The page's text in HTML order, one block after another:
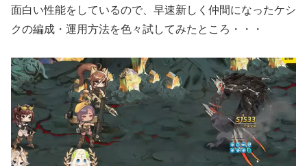
面白い性能をしているので、早速新しく仲間になったケシ
クの編成・運用方法を色々試してみたところ・・・